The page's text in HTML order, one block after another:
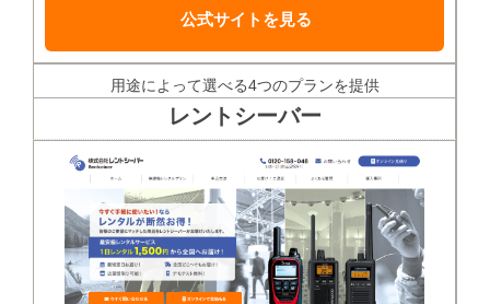
公式サイトを見る
用途によって選べる4つのプランを提供
レントシーバー